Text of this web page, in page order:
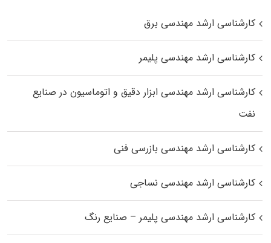
کارشناسی ارشد مهندسی برق
کارشناسی ارشد مهندسی پلیمر
کارشناسی ارشد مهندسی ابزار دقیق و اتوماسیون در صنایع
نفت
کارشناسی ارشد مهندسی بازرسی فنی
کارشناسی ارشد مهندسی نساجی
کارشناسی ارشد مهندسی پلیمر – صنایع رنگ